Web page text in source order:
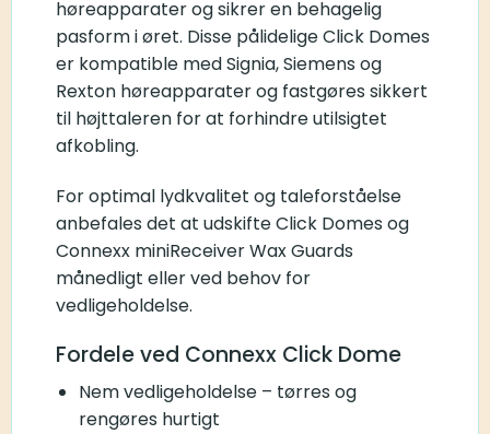
høreapparater og sikrer en behagelig
pasform i øret. Disse pålidelige Click Domes
er kompatible med Signia, Siemens og
Rexton høreapparater og fastgøres sikkert
til højttaleren for at forhindre utilsigtet
afkobling.
For optimal lydkvalitet og taleforståelse
anbefales det at udskifte Click Domes og
Connexx miniReceiver Wax Guards
månedligt eller ved behov for
vedligeholdelse.
Fordele ved Connexx Click Dome
Nem vedligeholdelse – tørres og
rengøres hurtigt